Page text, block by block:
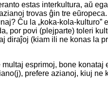
estas interkultura, aŭ
trovas ĝin tre
Ĉu la „koka-kola-
por povi (plejparte) toleri
diraĵoj (kiam ili ne konas la
esprimoj, bone
prefere azianoj, kiuj